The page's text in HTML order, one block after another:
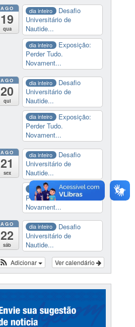
AGO
19
qua
dia inteiro
Desafio
Universitário de
Nautide...
dia inteiro
Exposição:
Perder Tudo.
Novament...
AGO
20
qui
dia inteiro
Desafio
Universitário de
Nautide...
dia inteiro
Exposição:
Perder Tudo.
Novament...
AGO
21
sex
dia inteiro
Desafio
Universitário de
Nautide...
dia inteiro
Exposição:
Perder Tudo.
Novament...
AGO
22
sáb
dia inteiro
Desafio
Universitário de
Nautide...
Ver calendário
Adicionar